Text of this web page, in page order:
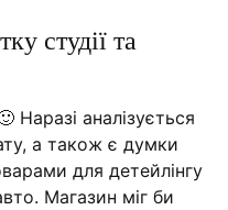
студії та
Наразі аналізується
а також є думки
для детейлінгу
Магазин міг би